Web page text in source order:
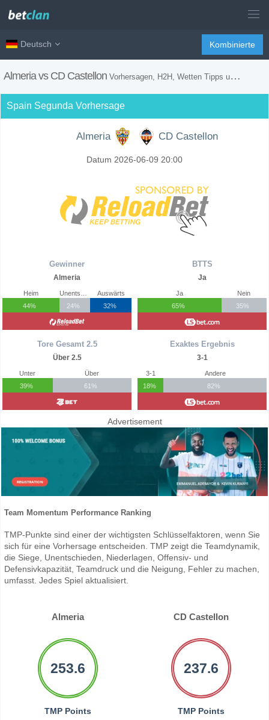
Deutsch Kombinierte
Almeria vs CD Castellon Vorhersagen, H2H, Wetten Tipps und Spiel Vorschau
Spain Segunda Vorhersage
Almeria CD Castellon
Datum 2026-06-09 20:00
Gewinner
Almeria
Heim
44%
24%
Auswärts
32%
Tore Gesamt 2.5
Über 2.5
Unter
39%
Über
61%
BTTS
Ja
Ja
65%
Nein
35%
Exaktes Ergebnis
3-1
3-1
18%
Andere
82%
Advertisement
Team Momentum Performance Ranking
TMP-Punkte sind einer der wichtigsten Schlüsselfaktoren, wenn Sie
sich für eine Vorhersage entscheiden. TMP zeigt die Teamdynamik,
die Siege, Unentschieden, Niederlagen, Offensiv- und
Defensivkapazität, Teamdruck und die Neigung, Fehler zu machen,
umfasst. Jedes Spiel aktualisiert.
Almeria CD Castellon
253.6
TMP Points
237.6
TMP Points